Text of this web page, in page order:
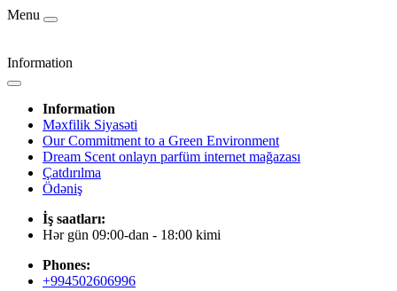
Menu
Information
Information
Məxfilik Siyasəti
Our Commitment to a Green Environment
Dream Scent onlayn parfüm internet mağazası
Çatdırılma
Ödəniş
İş saatları:
Hər gün 09:00-dan - 18:00 kimi
Phones:
+994502606996